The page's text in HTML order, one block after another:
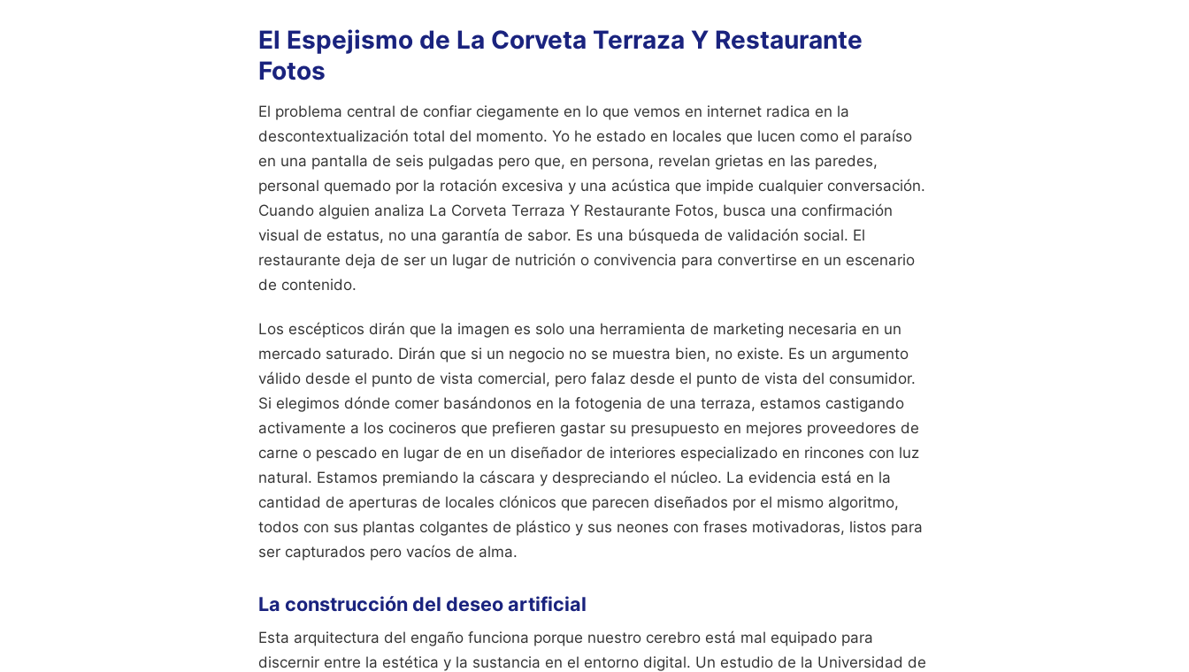
El Espejismo de La Corveta Terraza Y Restaurante
Fotos
El problema central de confiar ciegamente en lo que vemos en internet radica en la
descontextualización total del momento. Yo he estado en locales que lucen como el paraíso
en una pantalla de seis pulgadas pero que, en persona, revelan grietas en las paredes,
personal quemado por la rotación excesiva y una acústica que impide cualquier conversación.
Cuando alguien analiza La Corveta Terraza Y Restaurante Fotos, busca una confirmación
visual de estatus, no una garantía de sabor. Es una búsqueda de validación social. El
restaurante deja de ser un lugar de nutrición o convivencia para convertirse en un escenario
de contenido.
Los escépticos dirán que la imagen es solo una herramienta de marketing necesaria en un
mercado saturado. Dirán que si un negocio no se muestra bien, no existe. Es un argumento
válido desde el punto de vista comercial, pero falaz desde el punto de vista del consumidor.
Si elegimos dónde comer basándonos en la fotogenia de una terraza, estamos castigando
activamente a los cocineros que prefieren gastar su presupuesto en mejores proveedores de
carne o pescado en lugar de en un diseñador de interiores especializado en rincones con luz
natural. Estamos premiando la cáscara y despreciando el núcleo. La evidencia está en la
cantidad de aperturas de locales clónicos que parecen diseñados por el mismo algoritmo,
todos con sus plantas colgantes de plástico y sus neones con frases motivadoras, listos para
ser capturados pero vacíos de alma.
La construcción del deseo artificial
Esta arquitectura del engaño funciona porque nuestro cerebro está mal equipado para
discernir entre la estética y la sustancia en el entorno digital. Un estudio de la Universidad de